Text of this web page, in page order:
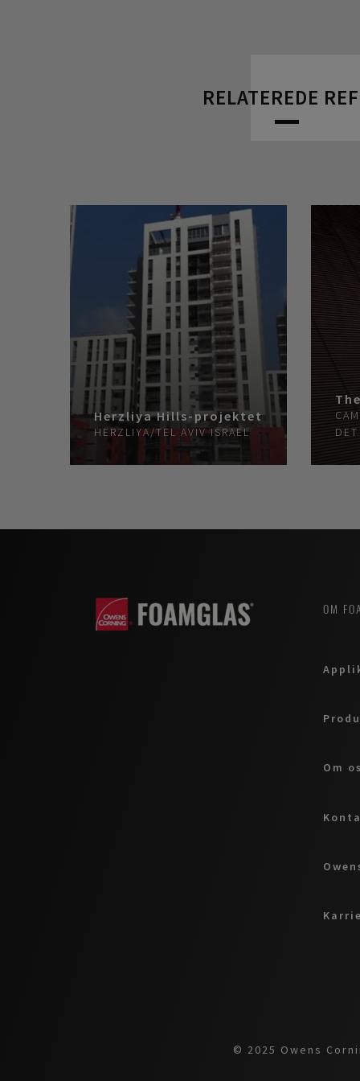
RELATEREDE
Herzliya Hills-projektet
HERZLIYA/TEL AVIV ISRAEL
OM
Om
© 2025 Owens